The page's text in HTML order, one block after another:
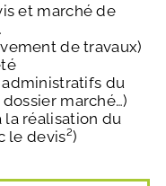
et marché de
de travaux)
du
marché…)
la réalisation du
le devis²)